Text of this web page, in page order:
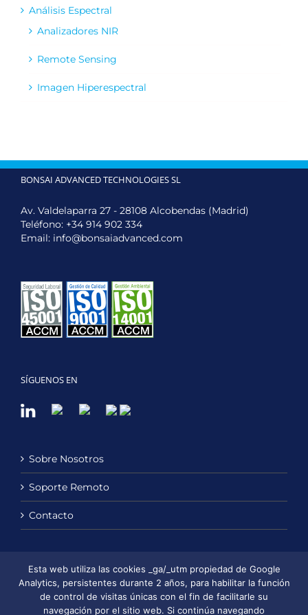
Análisis Espectral
Analizadores NIR
Remote Sensing
Imagen Hiperespectral
BONSAI ADVANCED TECHNOLOGIES SL
Av. Valdelaparra 27 - 28108 Alcobendas (Madrid)
Teléfono: +34 914 902 334
Email: info@bonsaiadvanced.com
SÍGUENOS EN
Sobre Nosotros
Soporte Remoto
Contacto
Política de Privacidad
Política de Cookies
Esta web utiliza las cookies _ga/_utm propiedad de Google
Analytics, persistentes durante 2 años, para habilitar la función
de control de visitas únicas con el fin de facilitarle su
navegación por el sitio web. Si continúa navegando